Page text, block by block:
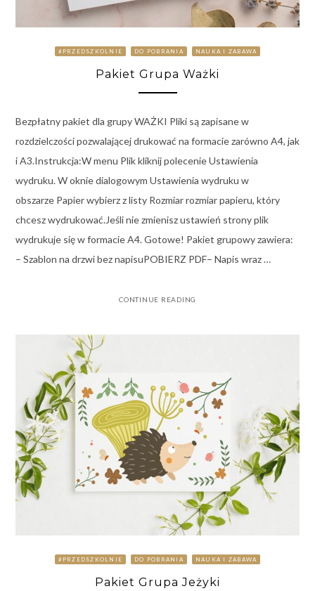
#PRZEDSZKOLNIE DO POBRANIA NAUKA I ZABAWA
Pakiet Grupa Ważki
Bezpłatny pakiet dla grupy WAŻKI Pliki są zapisane w
rozdzielczości pozwalającej drukować na formacie zarówno A4, jak
i A3.Instrukcja:W menu Plik kliknij polecenie Ustawienia
wydruku. W oknie dialogowym Ustawienia wydruku w
obszarze Papier wybierz z listy Rozmiar rozmiar papieru, który
chcesz wydrukować.Jeśli nie zmienisz ustawień strony plik
wydrukuje się w formacie A4. Gotowe! Pakiet grupowy zawiera:
– Szablon na drzwi bez napisuPOBIERZ PDF– Napis wraz …
CONTINUE READING
#PRZEDSZKOLNIE DO POBRANIA NAUKA I ZABAWA
Pakiet Grupa Jeżyki